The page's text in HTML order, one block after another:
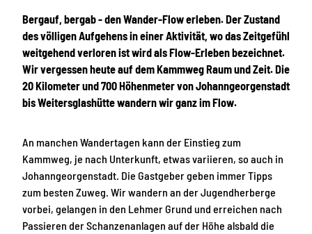
Bergauf, bergab - den Wander-Flow erleben. Der Zustand
des völligen Aufgehens in einer Aktivität, wo das Zeitgefühl
weitgehend verloren ist wird als Flow-Erleben bezeichnet.
Wir vergessen heute auf dem Kammweg Raum und Zeit. Die
20 Kilometer und 700 Höhenmeter von Johanngeorgenstadt
bis Weitersglashütte wandern wir ganz im Flow.
An manchen Wandertagen kann der Einstieg zum
Kammweg, je nach Unterkunft, etwas variieren, so auch in
Johanngeorgenstadt. Die Gastgeber geben immer Tipps
zum besten Zuweg. Wir wandern an der Jugendherberge
vorbei, gelangen in den Lehmer Grund und erreichen nach
Passieren der Schanzenanlagen auf der Höhe alsbald die